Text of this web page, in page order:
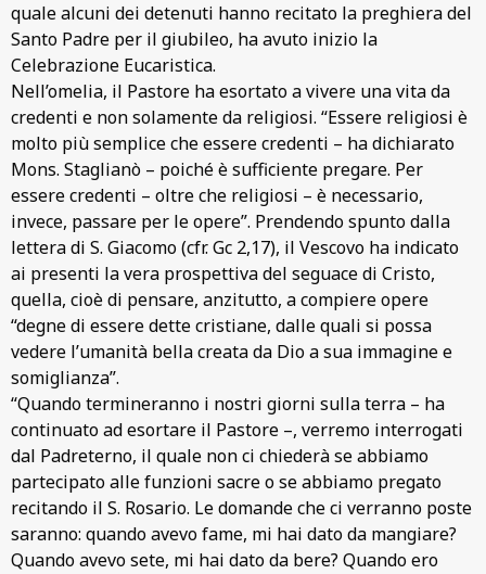
quale alcuni dei detenuti hanno recitato la preghiera del
Santo Padre per il giubileo, ha avuto inizio la
Celebrazione Eucaristica.
Nell’omelia, il Pastore ha esortato a vivere una vita da
credenti e non solamente da religiosi. “Essere religiosi è
molto più semplice che essere credenti – ha dichiarato
Mons. Staglianò – poiché è sufficiente pregare. Per
essere credenti – oltre che religiosi – è necessario,
invece, passare per le opere”. Prendendo spunto dalla
lettera di S. Giacomo (cfr. Gc 2,17), il Vescovo ha indicato
ai presenti la vera prospettiva del seguace di Cristo,
quella, cioè di pensare, anzitutto, a compiere opere
“degne di essere dette cristiane, dalle quali si possa
vedere l’umanità bella creata da Dio a sua immagine e
somiglianza”.
“Quando termineranno i nostri giorni sulla terra – ha
continuato ad esortare il Pastore –, verremo interrogati
dal Padreterno, il quale non ci chiederà se abbiamo
partecipato alle funzioni sacre o se abbiamo pregato
recitando il S. Rosario. Le domande che ci verranno poste
saranno: quando avevo fame, mi hai dato da mangiare?
Quando avevo sete, mi hai dato da bere? Quando ero